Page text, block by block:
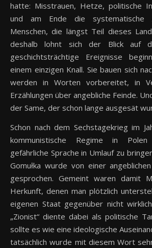
hatte: Misstrauen, Hetze, politische
und am Ende die systematische
Menschen, die längst Teil dieses
deshalb lohnt sich der Blick auf
geschichtsträchtige Ereignisse
einem einzigen Knall. Sie bauen sich
werden in Worten vorbereitet, in
Erzählungen über angebliche Feinde.
der Same, der schon lange ausgesät
Schon nach dem Sechstagekrieg im
kommunistische Regime in
gefährliche Sprache in Umlauf zu
Gomułka wurde von einer
gesprochen. Gemeint waren damit
Herkunft, denen man plötzlich
eigenen Staat gegenüber nicht
„Zionist“ diente dabei als politische
sollte es wie eine ideologische
tatsächlich wurde mit diesem Wort